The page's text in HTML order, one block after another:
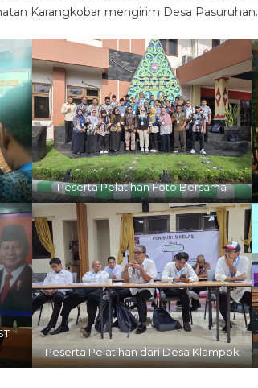
Karangkobar mengirim Desa Pasuruhan.
Peserta Pelatihan Foto Bersama
Peserta Pelatihan dari Desa Klampok